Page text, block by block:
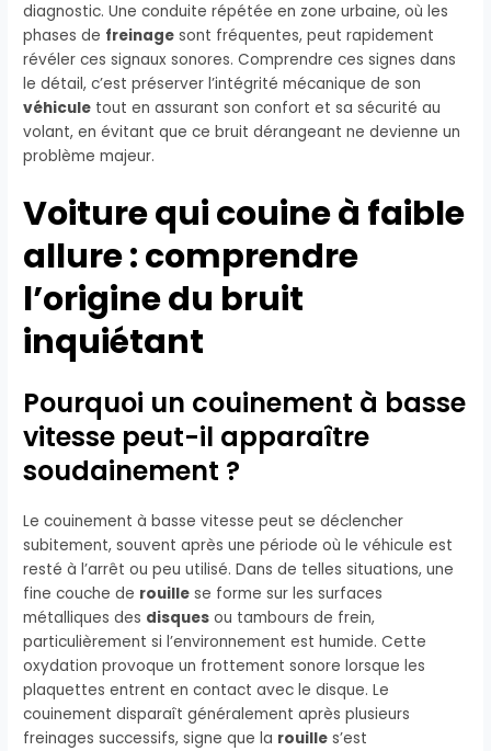
diagnostic. Une conduite répétée en zone urbaine, où les
phases de freinage sont fréquentes, peut rapidement
révéler ces signaux sonores. Comprendre ces signes dans
le détail, c’est préserver l’intégrité mécanique de son
véhicule tout en assurant son confort et sa sécurité au
volant, en évitant que ce bruit dérangeant ne devienne un
problème majeur.
Voiture qui couine à faible
allure : comprendre
l’origine du bruit
inquiétant
Pourquoi un couinement à basse
vitesse peut-il apparaître
soudainement ?
Le couinement à basse vitesse peut se déclencher
subitement, souvent après une période où le véhicule est
resté à l’arrêt ou peu utilisé. Dans de telles situations, une
fine couche de rouille se forme sur les surfaces
métalliques des disques ou tambours de frein,
particulièrement si l’environnement est humide. Cette
oxydation provoque un frottement sonore lorsque les
plaquettes entrent en contact avec le disque. Le
couinement disparaît généralement après plusieurs
freinages successifs, signe que la rouille s’est